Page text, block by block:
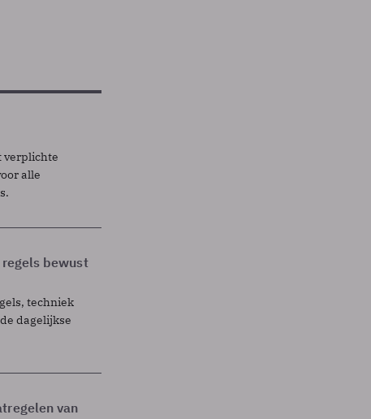
verplichte
alle
bewust
techniek
dagelijkse
van